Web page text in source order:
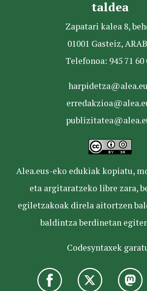
taldea
Zapatari kalea 8,
01001 Gasteiz,
Telefonoa: 945 71 60
Alea.eus-eko edukiak kopiatu,
eta argitaratzeko libre zara,
egiletzakoak direla aitortzen
baldintza berdinetan
Codesyntaxek